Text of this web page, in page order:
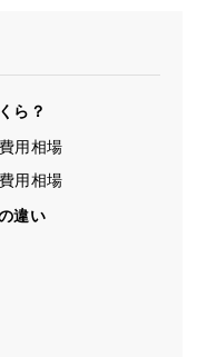
ら？
用相場
用相場
違い